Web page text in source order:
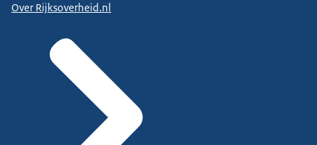
Over Rijksoverheid.nl